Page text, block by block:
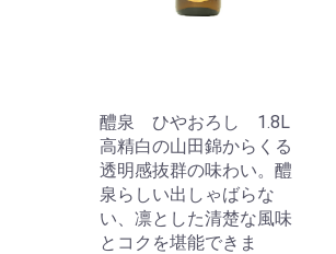
醴泉 ひやおろし 1.8L
高精白の山田錦からくる
透明感抜群の味わい。醴
泉らしい出しゃばらな
い、凛とした清楚な風味
とコクを堪能できま